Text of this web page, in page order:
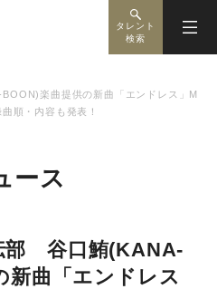
タレント
検索
楽曲提供の新曲「エンドレス」M
順・内容も発表！
ース
部 谷口鮪(KANA-
新曲「エンドレス